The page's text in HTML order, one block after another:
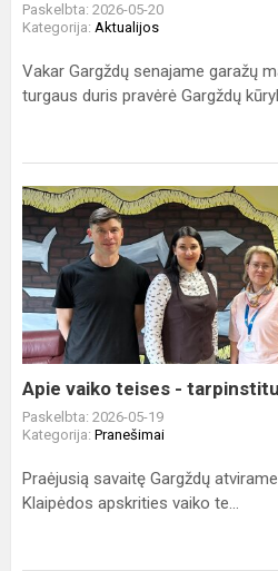
Paskelbta: 2026-05-20
Kategorija: Aktualijos
Vakar Gargždų senajame garažų
turgaus duris pravėrė Gargždų
Apie
vaiko
teises
-
tarpinstituciniame
susitikime
Apie vaiko teises -
Paskelbta: 2026-05-19
Kategorija: Pranešimai
Praėjusią savaitę Gargždų
Klaipėdos apskrities vaiko te...